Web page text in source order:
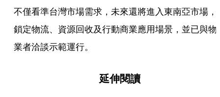
不僅看準台灣市場需求，未來還將進入東南亞市場，
鎖定物流、資源回收及行動商業應用場景，並已與物
業者洽談示範運行。
延伸閱讀